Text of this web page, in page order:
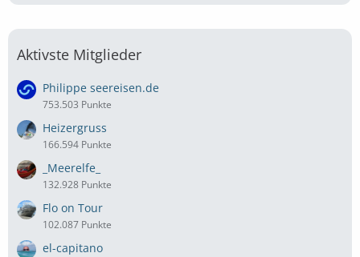
Aktivste Mitglieder
Philippe seereisen.de
753.503 Punkte
Heizergruss
166.594 Punkte
_Meerelfe_
132.928 Punkte
Flo on Tour
102.087 Punkte
el-capitano